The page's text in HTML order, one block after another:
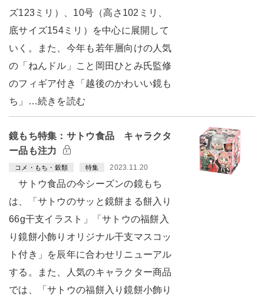
ズ123ミリ）、10号（高さ102ミリ、
底サイズ154ミリ）を中心に展開して
いく。また、今年も若年層向けの人気
の「ねんドル」こと岡田ひとみ氏監修
のフィギア付き「越後のかわいい鏡も
ち」…続きを読む
鏡もち特集：サトウ食品 キャラクタ
ー品も注力
コメ・もち・穀類 特集 2023.11.20
サトウ食品の今シーズンの鏡もち
は、「サトウのサッと鏡餅まる餅入り
66g干支イラスト」「サトウの福餅入
り鏡餅小飾りオリジナル干支マスコッ
ト付き」を辰年に合わせリニューアル
する。また、人気のキャラクター商品
では、「サトウの福餅入り鏡餅小飾り